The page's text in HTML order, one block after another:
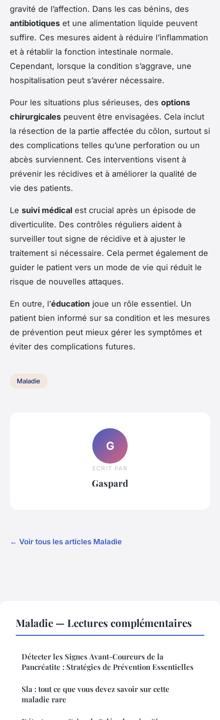
gravité de l’affection. Dans les cas bénins, des
antibiotiques et une alimentation liquide peuvent
suffire. Ces mesures aident à réduire l’inflammation
et à rétablir la fonction intestinale normale.
Cependant, lorsque la condition s’aggrave, une
hospitalisation peut s’avérer nécessaire.
Pour les situations plus sérieuses, des options
chirurgicales peuvent être envisagées. Cela inclut
la résection de la partie affectée du côlon, surtout si
des complications telles qu’une perforation ou un
abcès surviennent. Ces interventions visent à
prévenir les récidives et à améliorer la qualité de
vie des patients.
Le suivi médical est crucial après un épisode de
diverticulite. Des contrôles réguliers aident à
surveiller tout signe de récidive et à ajuster le
traitement si nécessaire. Cela permet également de
guider le patient vers un mode de vie qui réduit le
risque de nouvelles attaques.
En outre, l’éducation joue un rôle essentiel. Un
patient bien informé sur sa condition et les mesures
de prévention peut mieux gérer les symptômes et
éviter des complications futures.
Maladie
G
ECRIT PAR
Gaspard
← Voir tous les articles Maladie
Maladie — Lectures complémentaires
Détecter les Signes Avant-Coureurs de la
Pancréatite : Stratégies de Prévention Essentielles
Sla : tout ce que vous devez savoir sur cette
maladie rare